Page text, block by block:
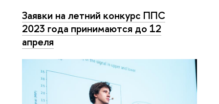
Заявки на летний конкурс ППС
2023 года принимаются до 12
апреля